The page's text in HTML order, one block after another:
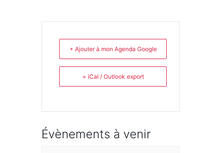
+ Ajouter à mon Agenda Google
+ iCal / Outlook export
Évènements à venir